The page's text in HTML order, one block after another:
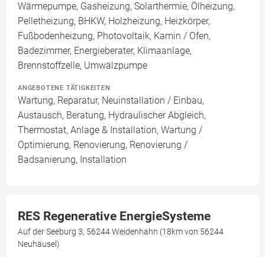
Wärmepumpe, Gasheizung, Solarthermie, Ölheizung,
Pelletheizung, BHKW, Holzheizung, Heizkörper,
Fußbodenheizung, Photovoltaik, Kamin / Ofen,
Badezimmer, Energieberater, Klimaanlage,
Brennstoffzelle, Umwälzpumpe
ANGEBOTENE TÄTIGKEITEN
Wartung, Reparatur, Neuinstallation / Einbau,
Austausch, Beratung, Hydraulischer Abgleich,
Thermostat, Anlage & Installation, Wartung /
Optimierung, Renovierung, Renovierung /
Badsanierung, Installation
RES Regenerative EnergieSysteme
Auf der Seeburg 3, 56244 Weidenhahn (18km von 56244
Neuhäusel)